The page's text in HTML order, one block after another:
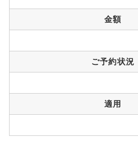
金額
ご予約状況
適用